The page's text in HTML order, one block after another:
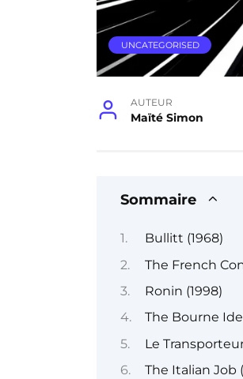
UNCATEGORISED
AUTEUR
Maïté Simon
Sommaire
Bullitt (1968)
The French
Ronin (1998)
The Bourne
Le
The Italian Job